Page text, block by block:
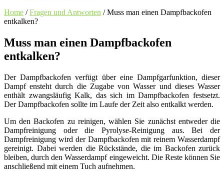
Home / Fragen und Antworten / Muss man einen Dampfbackofen
entkalken?
Muss man einen Dampfbackofen
entkalken?
Der Dampfbackofen verfügt über eine Dampfgarfunktion, dieser
Dampf ensteht durch die Zugabe von Wasser und dieses Wasser
enthält zwangsläufig Kalk, das sich im Dampfbackofen festsetzt.
Der Dampfbackofen sollte im Laufe der Zeit also entkalkt werden.
Um den Backofen zu reinigen, wählen Sie zunächst entweder die
Dampfreinigung oder die Pyrolyse-Reinigung aus. Bei der
Dampfreinigung wird der Dampfbackofen mit reinem Wasserdampf
gereinigt. Dabei werden die Rückstände, die im Backofen zurück
bleiben, durch den Wasserdampf eingeweicht. Die Reste können Sie
anschließend mit einem Tuch aufnehmen.